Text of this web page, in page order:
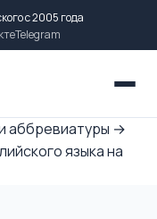
с 2005 года
Telegram
аббревиатуры →
языка на